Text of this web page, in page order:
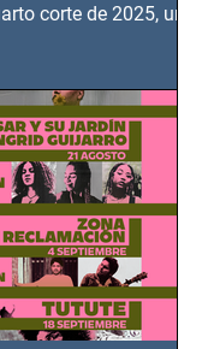
corte de 2025, un